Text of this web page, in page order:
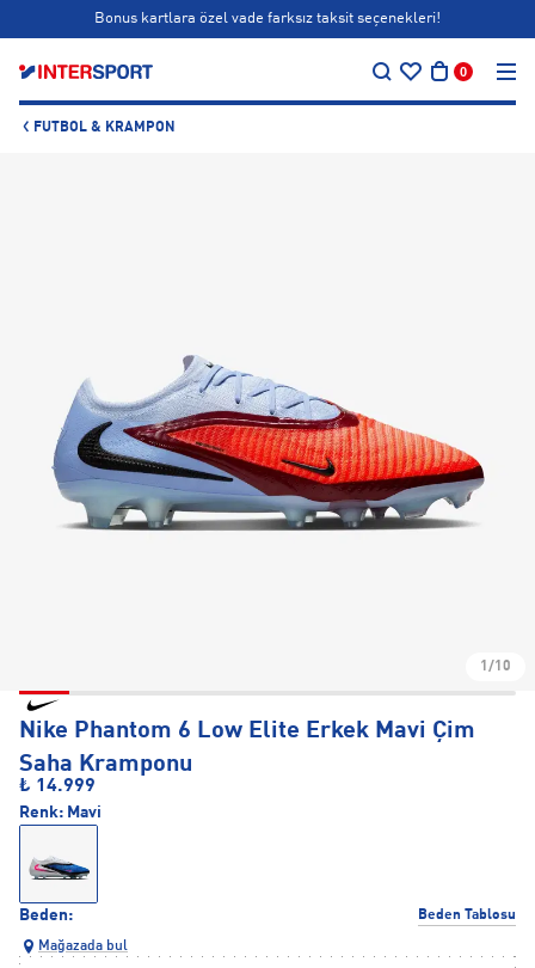
Bonus kartlara özel vade farksız taksit seçenekleri!
0
FUTBOL & KRAMPON
1/10
Nike Phantom 6 Low Elite Erkek Mavi Çim
Saha Kramponu
₺ 14.999
Beden: Beden Tablosu
Renk: Mavi
Mağazada bul